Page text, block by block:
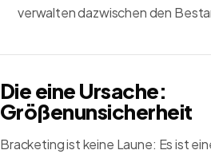
verwalten dazwischen den
Die eine Ursache:
Größenunsicherheit
Bracketing ist keine Laune: Es ist